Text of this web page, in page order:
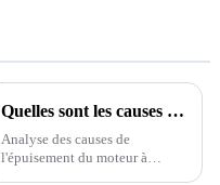
Quelles sont les causes de l’épuisement du moteur à courant alternatif triphasé ?
Analyse des causes de
l'épuisement du moteur à